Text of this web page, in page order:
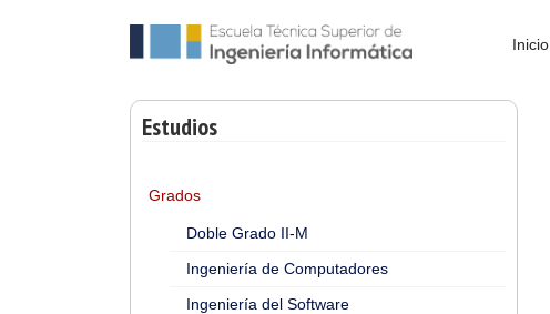
Inicio
Estudios
Grados
Doble Grado II-M
Ingeniería de Computadores
Ingeniería del Software